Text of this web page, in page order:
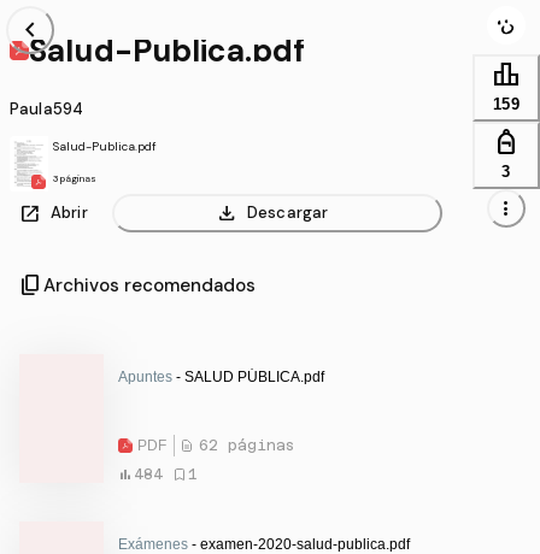
chevron_left
Salud-Publica.pdf
Paula594
Salud-Publica.pdf
3 páginas
open_in_new Abrir download Descargar
leaderboard
159
personal_bag
3
more_vert
content_copy Archivos recomendados
Apuntes - SALUD PÚBLICA.pdf
PDF
62 páginas
484
1
Exámenes - examen-2020-salud-publica.pdf